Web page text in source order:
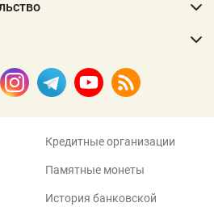
Кредитные организации
Памятные монеты
История банковской